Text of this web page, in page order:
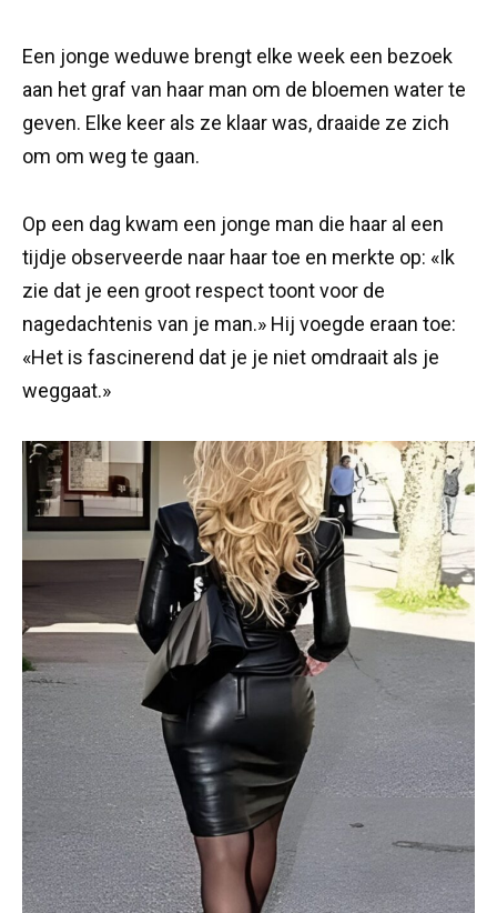
Een jonge weduwe brengt elke week een bezoek
aan het graf van haar man om de bloemen water te
geven. Elke keer als ze klaar was, draaide ze zich
om om weg te gaan.
Op een dag kwam een jonge man die haar al een
tijdje observeerde naar haar toe en merkte op: «Ik
zie dat je een groot respect toont voor de
nagedachtenis van je man.» Hij voegde eraan toe:
«Het is fascinerend dat je je niet omdraait als je
weggaat.»